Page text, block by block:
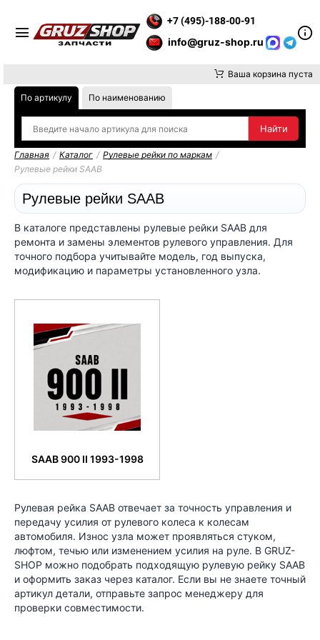
+7 (495)-188-00-91
info@gruz-shop.ru
Ваша корзина пуста
По артикулу По наименованию
Главная / Каталог / Рулевые рейки по маркам /
Рулевые рейки SAAB
Рулевые рейки SAAB
В каталоге представлены рулевые рейки SAAB для
ремонта и замены элементов рулевого управления. Для
точного подбора учитывайте модель, год выпуска,
модификацию и параметры установленного узла.
SAAB 900 II 1993-1998
Рулевая рейка SAAB отвечает за точность управления и
передачу усилия от рулевого колеса к колесам
автомобиля. Износ узла может проявляться стуком,
люфтом, течью или изменением усилия на руле. В GRUZ-
SHOP можно подобрать подходящую рулевую рейку SAAB
и оформить заказ через каталог. Если вы не знаете точный
артикул детали, отправьте запрос менеджеру для
проверки совместимости.